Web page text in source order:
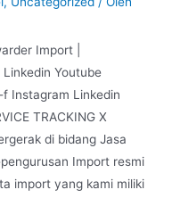
Import |
Youtube
Instagram Linkedin
TRACKING X
di bidang Jasa
Import resmi
import yang kami miliki